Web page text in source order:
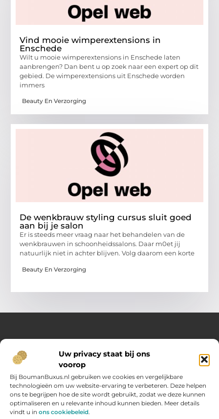
Uw privacy staat bij ons
voorop
Bij BoumanBuxus.nl gebruiken we cookies en vergelijkbare
technologieën om uw website-ervaring te verbeteren. Deze helpen
ons te begrijpen hoe de site wordt gebruikt, zodat we deze kunnen
optimaliseren en u relevante inhoud kunnen bieden. Meer details
vindt u in ons cookiebeleid.
Vind mooie wimperextensions in
Enschede
Wilt u mooie wimperextensions in Enschede laten
aanbrengen? Dan bent u op zoek naar een expert op dit
gebied. De wimperextensions uit Enschede worden
immers
Beauty En Verzorging
De wenkbrauw styling cursus sluit goed
aan bij je salon
Er is steeds meer vraag naar het behandelen van de
wenkbrauwen in schoonheidssalons. Daar m0et jij
natuurlijk niet in achter blijven. Volg daarom een korte
Beauty En Verzorging
Over Opelweb
Jouw startpunt voor handige tips en inspirerende artikelen
Op Opelweb.nl vind je een gevarieerd aanbod aan blogs en
content die je helpen meer uit je dag te halen – van nuttige
adviezen tot verrassende inzichten voor in het dagelijks leven.
Main Links